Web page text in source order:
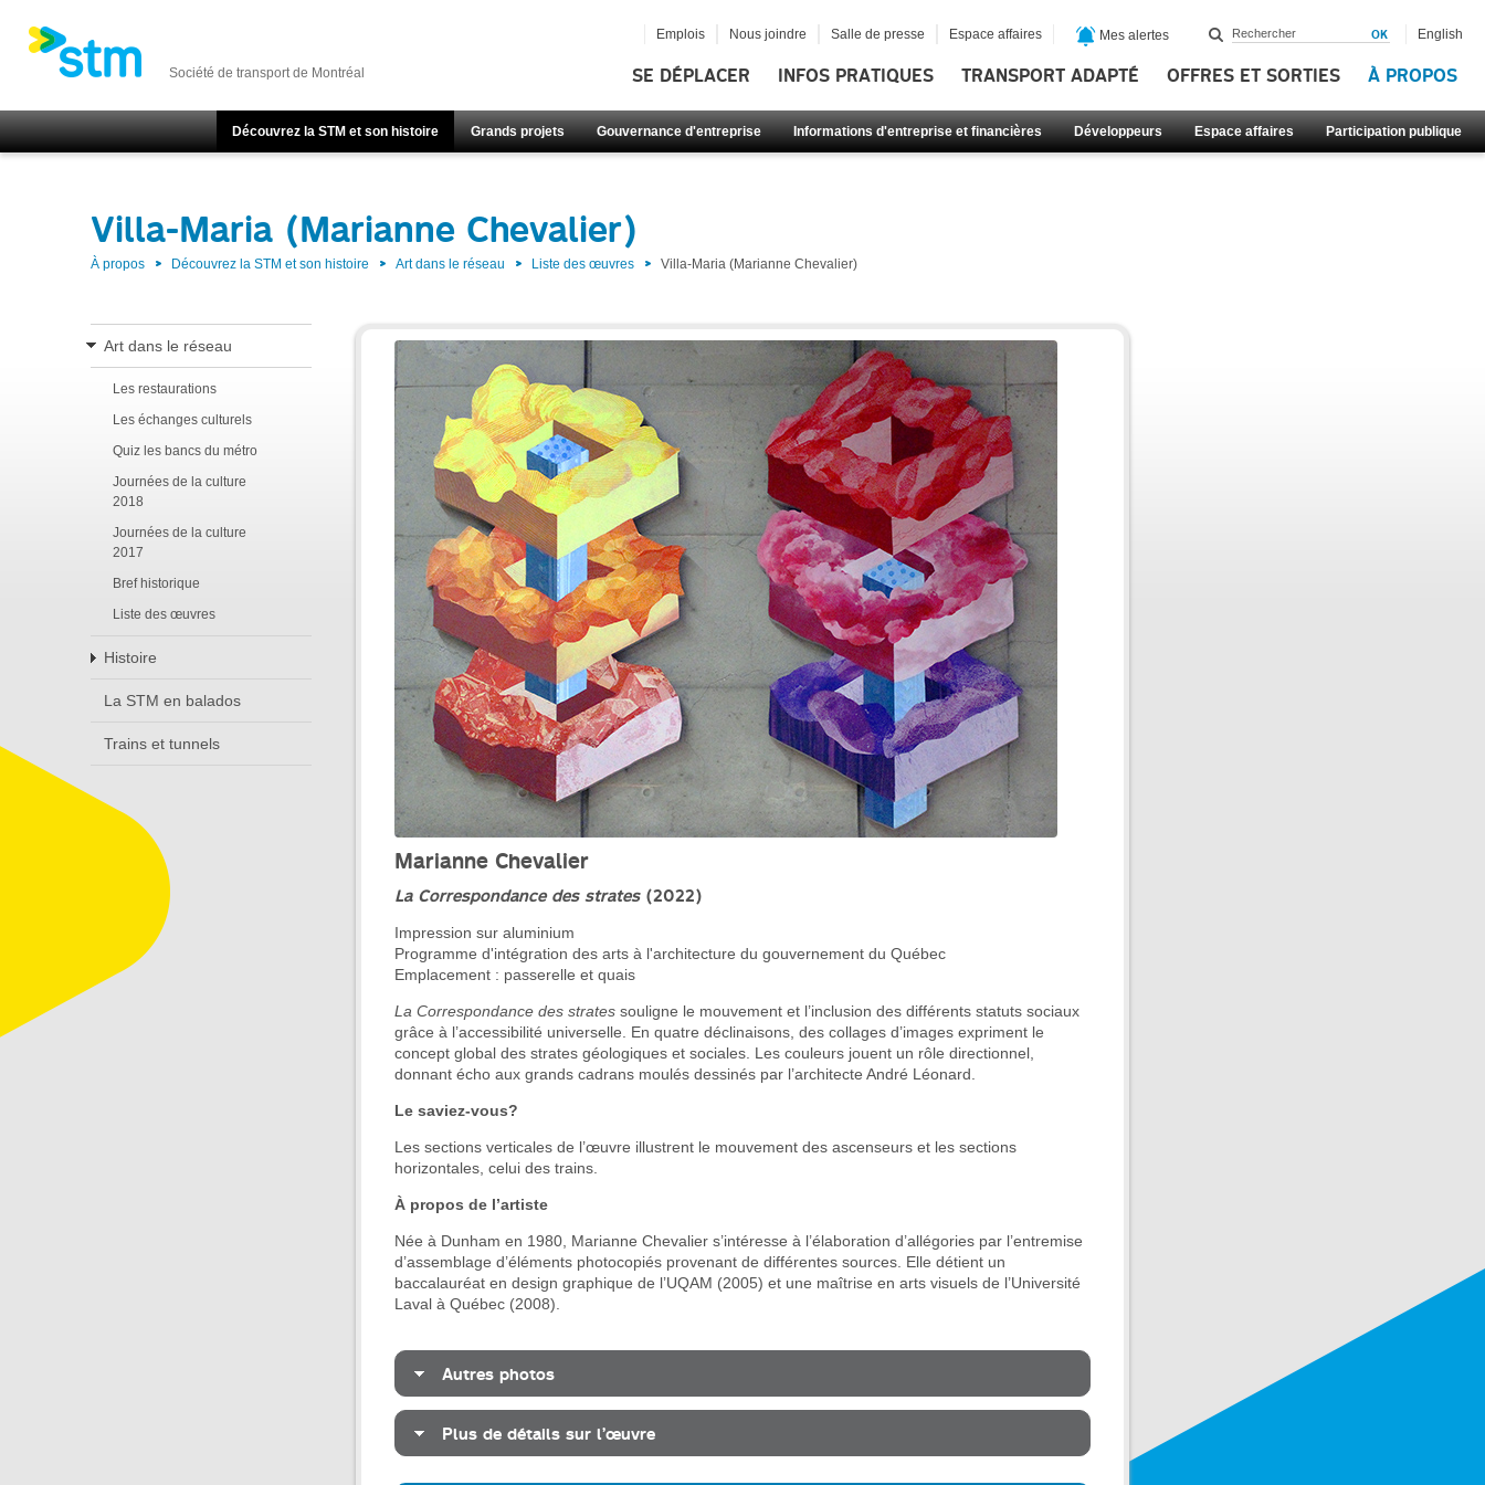
Société de transport de Montréal SE DÉPLACER INFOS PRATIQUES TRANSPORT ADAPTÉ OFFRES ET SORTIES À PROPOS
Découvrez la STM et son histoire Grands projets Gouvernance d'entreprise Informations d'entreprise et financières Développeurs Espace affaires Participation publique
Emplois Nous joindre Salle de presse Espace affaires Mes alertes English
Villa-Maria (Marianne Chevalier)
À propos Découvrez la STM et son histoire Art dans le réseau Liste des œuvres Villa-Maria (Marianne Chevalier)
Art dans le réseau
Les restaurations
Les échanges culturels
Quiz les bancs du métro
Journées de la culture
2018
Journées de la culture
2017
Bref historique
Liste des œuvres
Histoire
La STM en balados
Trains et tunnels
Marianne Chevalier
La Correspondance des strates (2022)
Impression sur aluminium
Programme d'intégration des arts à l'architecture du gouvernement du Québec
Emplacement : passerelle et quais
La Correspondance des strates souligne le mouvement et l’inclusion des différents statuts sociaux
grâce à l’accessibilité universelle. En quatre déclinaisons, des collages d’images expriment le
concept global des strates géologiques et sociales. Les couleurs jouent un rôle directionnel,
donnant écho aux grands cadrans moulés dessinés par l’architecte André Léonard.
Le saviez-vous?
Les sections verticales de l’œuvre illustrent le mouvement des ascenseurs et les sections
horizontales, celui des trains.
À propos de l’artiste
Née à Dunham en 1980, Marianne Chevalier s’intéresse à l’élaboration d’allégories par l’entremise
d’assemblage d’éléments photocopiés provenant de différentes sources. Elle détient un
baccalauréat en design graphique de l’UQAM (2005) et une maîtrise en arts visuels de l’Université
Laval à Québec (2008).
Autres photos
Plus de détails sur l’œuvre